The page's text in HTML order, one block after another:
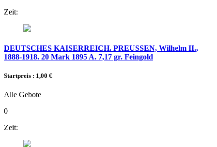
Zeit:
DEUTSCHES KAISERREICH. PREUSSEN, Wilhelm II.,
1888-1918. 20 Mark 1895 A. 7,17 gr. Feingold
Startpreis : 1,00 €
Alle Gebote
0
Zeit: